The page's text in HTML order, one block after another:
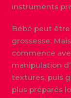
instruments
Bébé peut
grossesse.
commence
manipulation
textures, puis
plus préparés